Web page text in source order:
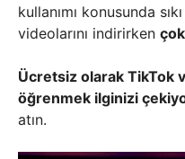
kullanımı konusunda
videolarını indirirken
Ücretsiz olarak TikTok
öğrenmek ilginizi
atın.